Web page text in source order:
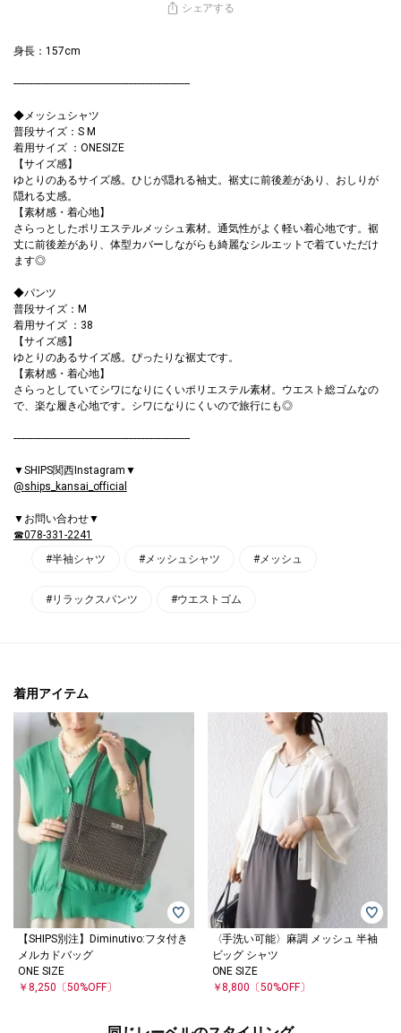
シェアする
身長：157cm
------------------------------------------------------------------
◆メッシュシャツ
普段サイズ：S M
着用サイズ ：ONESIZE
【サイズ感】
ゆとりのあるサイズ感。ひじが隠れる袖丈。裾丈に前後差があり、おしりが
隠れる丈感。
【素材感・着心地】
さらっとしたポリエステルメッシュ素材。通気性がよく軽い着心地です。裾
丈に前後差があり、体型カバーしながらも綺麗なシルエットで着ていただけ
ます◎
◆パンツ
普段サイズ：M
着用サイズ ：38
【サイズ感】
ゆとりのあるサイズ感。ぴったりな裾丈です。
【素材感・着心地】
さらっとしていてシワになりにくいポリエステル素材。ウエスト総ゴムなの
で、楽な履き心地です。シワになりにくいので旅行にも◎
------------------------------------------------------------------
▼SHIPS関西Instagram▼
@ships_kansai_official
▼お問い合わせ▼
☎078-331-2241
#半袖シャツ
#メッシュシャツ #メッシュ
#リラックスパンツ #ウエストゴム
着用アイテム
【SHIPS別注】Diminutivo:フタ付き
メルカドバッグ
ONE SIZE
￥8,250 〔50%OFF〕
〈手洗い可能〉麻調 メッシュ 半袖
ビッグ シャツ
ONE SIZE
￥8,800 〔50%OFF〕